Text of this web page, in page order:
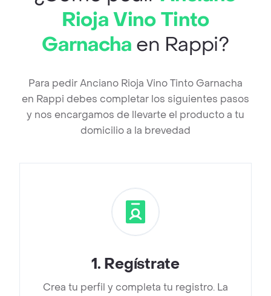
Rioja Vino Tinto
Garnacha en Rappi?
Para pedir Anciano Rioja Vino Tinto Garnacha
en Rappi debes completar los siguientes pasos
y nos encargamos de llevarte el producto a tu
domicilio a la brevedad
1. Regístrate
Crea tu perfil y completa tu registro. La